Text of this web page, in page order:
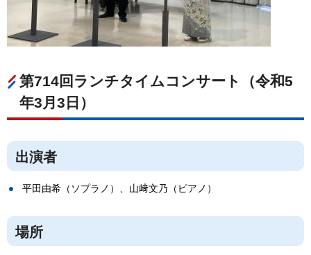
第714回ランチタイムコンサート（令和5
年3月3日）
出演者
平田由希（ソプラノ）、山﨑文乃（ピアノ）
場所